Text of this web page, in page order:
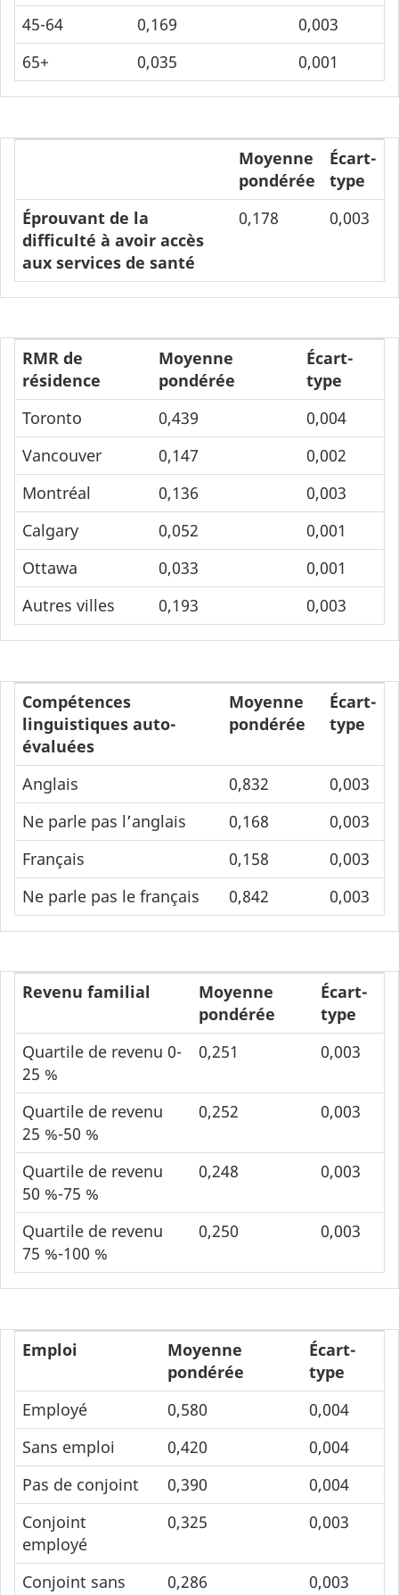
45-64 0,169
0,003
65+
0,035 0,001
Moyenne
pondérée
Écart-
type
Éprouvant de la
difficulté à avoir accès
aux services de santé
0,178 0,003
RMR de
résidence
Moyenne
pondérée
Écart-
type
Toronto
0,439
0,004
Vancouver
0,147
0,002
Montréal
0,136
0,003
Calgary
0,052
0,001
Ottawa
0,033
0,001
Autres villes
0,193 0,003
Compétences
linguistiques auto-
évaluées
Moyenne
pondérée
Écart-
type
Anglais 0,832
0,003
Ne parle pas l’anglais
0,168
0,003
Français
0,158
0,003
Ne parle pas le français
0,842 0,003
Revenu familial
Moyenne
pondérée
Écart-
type
Quartile de revenu 0-
25 %
0,251 0,003
Quartile de revenu
25 %-50 %
0,252 0,003
Quartile de revenu
50 %-75 %
0,248 0,003
Quartile de revenu
75 %-100 %
0,250 0,003
Emploi
Moyenne
pondérée
Écart-
type
Employé
0,580
0,004
Sans emploi
0,420
0,004
Pas de conjoint
0,390
0,004
Conjoint
employé
0,325 0,003
Conjoint sans
0,286 0,003